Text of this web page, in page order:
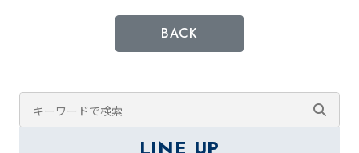
BACK